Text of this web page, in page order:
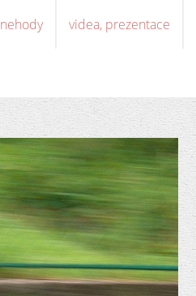
nehody videa, prezentace